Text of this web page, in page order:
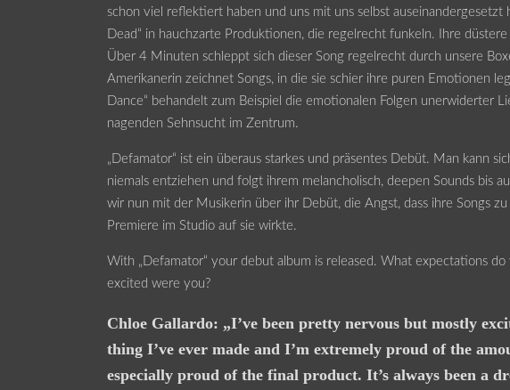
schon viel reflektiert haben und uns mit uns selbst auseinandergesetzt
Dead“ in hauchzarte Produktionen, die regelrecht funkeln. Ihre
Über 4 Minuten schleppt sich dieser Song regelrecht durch unsere
Amerikanerin zeichnet Songs, in die sie schier ihre puren Emotionen
Dance“ behandelt zum Beispiel die emotionalen Folgen unerwiderter
nagenden Sehnsucht im Zentrum.
„Defamator“ ist ein überaus starkes und präsentes Debüt. Man kann
niemals entziehen und folgt ihrem melancholisch, deepen Sounds bis
wir nun mit der Musikerin über ihr Debüt, die Angst, dass ihre Songs
Premiere im Studio auf sie wirkte.
With „Defamator“ your debut album is released. What expectations
excited were you?
Chloe Gallardo: „I’ve been pretty nervous but mostly
thing I’ve ever made and I’m extremely proud of the
especially proud of the final product. It’s always been a